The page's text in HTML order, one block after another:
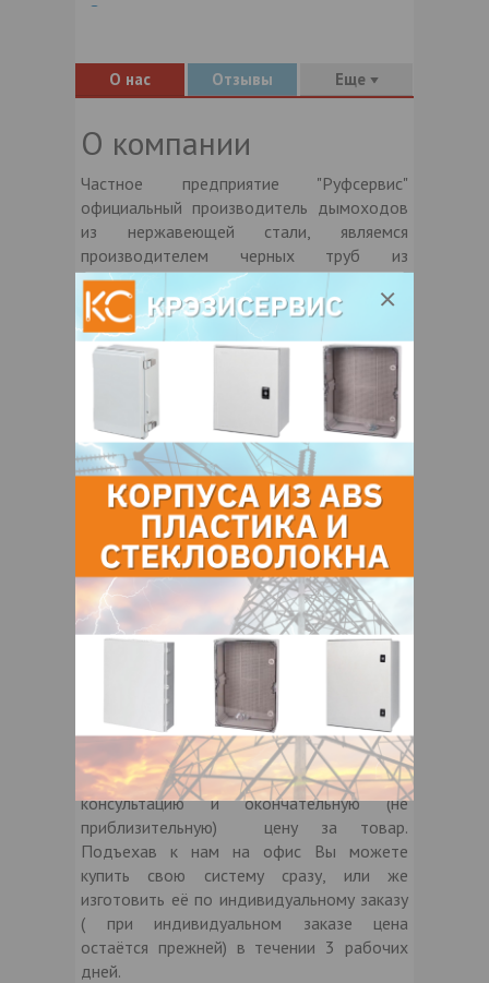
О нас Отзывы Еще
О компании
Частное предприятие "Руфсервис"
официальный производитель дымоходов
из нержавеющей стали, являемся
производителем черных труб из
низколегированной стали под камины, так
же производим вентиляцию из
нержавеющей стали либо оцинковки.
Мы работаем на рынке Республики
Беларусь в области производства
стройматериалов и монтажа 10 лет.
Покупая дымоходы нашего производства,
у нас или у наших дилеров, Вы можете
быть уверенны в высоком качестве,
долговечности и безопасности. Наши
дымоходы прошли все пожарные
испытания, при покупке Вам выдается
сертификат СТБ EN-1856. Данный
сертификат с 2017 года обязателен!
Покупая наши дымоходы, Вы получаете
гарантию от 5 лет, хорошую цену, высокое
качество, и уверенность в том, что Вы
купили качественный и долговечный
товар.
Позвонив Вы, получаете, полную
консультацию и окончательную (не
приблизительную) цену за товар.
Подъехав к нам на офис Вы можете
купить свою систему сразу, или же
изготовить её по индивидуальному заказу
( при индивидуальном заказе цена
остаётся прежней) в течении 3 рабочих
дней.